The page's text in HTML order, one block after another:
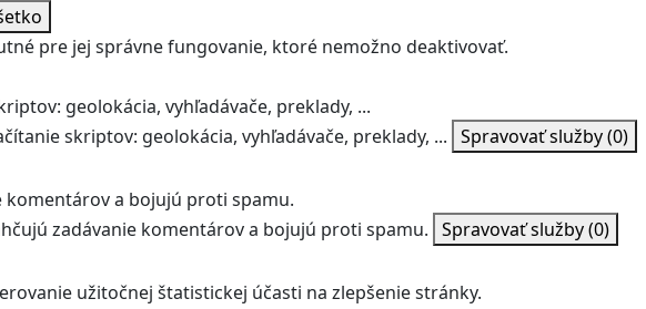
pre jej správne fungovanie, ktoré nemožno deaktivovať.
geolokácia, vyhľadávače, preklady, ...
skriptov: geolokácia, vyhľadávače, preklady, ... Spravovať služby(0)
a bojujú proti spamu.
zadávanie komentárov a bojujú proti spamu. Spravovať služby(0)
užitočnej štatistickej účasti na zlepšenie stránky.